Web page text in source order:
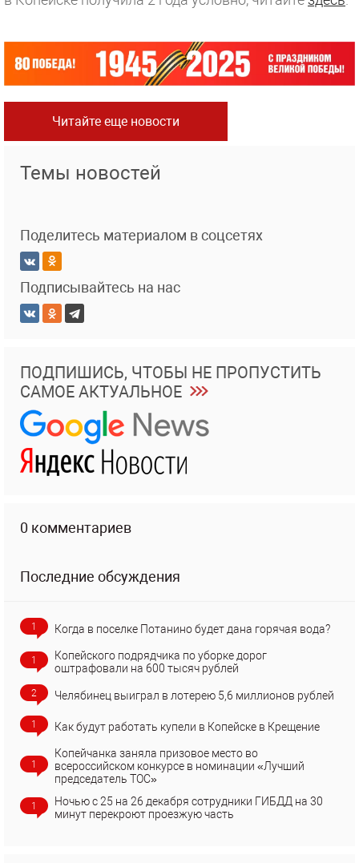
Читайте еще новости
Темы новостей
Поделитесь материалом в соцсетях
Подписывайтесь на нас
ПОДПИШИСЬ, ЧТОБЫ НЕ ПРОПУСТИТЬ
САМОЕ АКТУАЛЬНОЕ
0 комментариев
Последние обсуждения
1 Когда в поселке Потанино будет дана горячая вода?
1
Копейского подрядчика по уборке дорог
оштрафовали на 600 тысяч рублей
2 Челябинец выиграл в лотерею 5,6 миллионов рублей
1 Как будут работать купели в Копейске в Крещение
1
Копейчанка заняла призовое место во
всероссийском конкурсе в номинации «Лучший
председатель ТОС»
1
Ночью с 25 на 26 декабря сотрудники ГИБДД на 30
минут перекроют проезжую часть